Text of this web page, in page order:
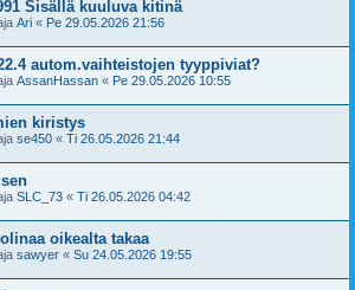
Sisällä kuuluva kitinä
Ari « Pe 29.05.2026 21:56
autom.vaihteistojen tyyppiviat?
AssanHassan « Pe 29.05.2026 10:55
kiristys
se450 « Ti 26.05.2026 21:44
SLC_73 « Ti 26.05.2026 04:42
oikealta takaa
sawyer « Su 24.05.2026 19:55